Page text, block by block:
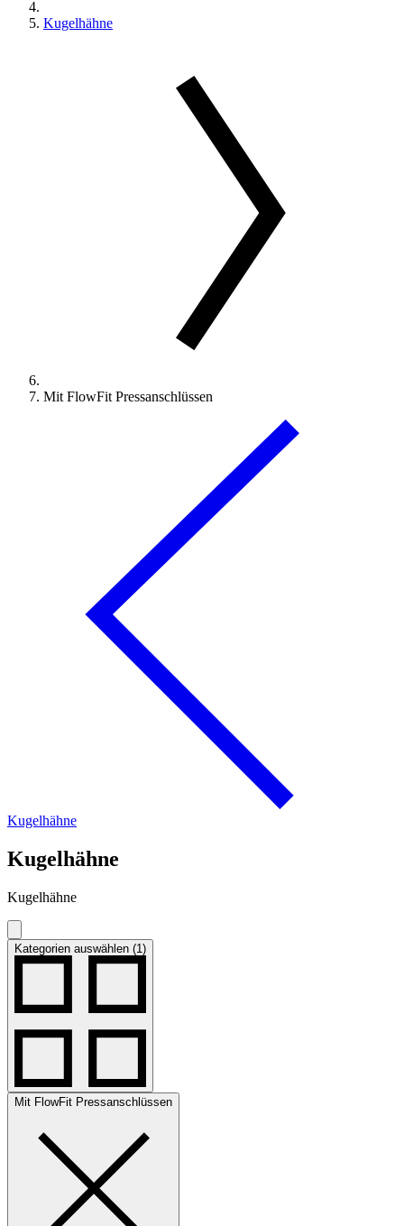
Kugelhähne
Mit FlowFit Pressanschlüssen
Kugelhähne
Kugelhähne
Kugelhähne
Kategorien auswählen (1)
Mit FlowFit Pressanschlüssen